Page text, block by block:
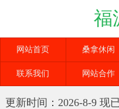
福
网站首页 桑拿休闲
联系我们 网站合作
更新时间：2026-8-9 现